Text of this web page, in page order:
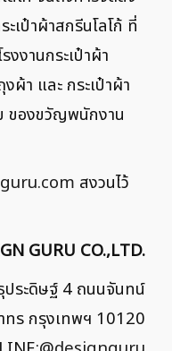
เป๋าผ้าสกรีนโลโก้ ที่
งานกระเป๋าผ้า
ผ้า และ กระเป๋าผ้า
ของขวัญพนักงาน
สงวนไว้
GURU CO.,LTD.
ประดิษฐ์ 4 ถนนจันทน์
ทร กรุงเทพฯ 10120